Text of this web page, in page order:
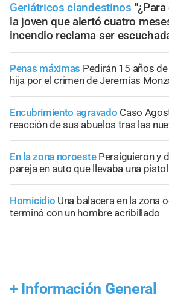
Geriátricos clandestinos
la joven que alertó cuatro
incendio reclama ser
Penas máximas Pedirán 15 años
hija por el crimen de Jeremías
Encubrimiento agravado Caso
reacción de sus abuelos tras las
En la zona noroeste Persiguieron y
pareja en auto que llevaba una
Homicidio Una balacera en la zona
terminó con un hombre acribillado
+ Información General